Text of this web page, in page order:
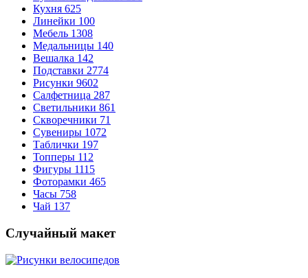
Кухня 625
Линейки 100
Мебель 1308
Медальницы 140
Вешалка 142
Подставки 2774
Рисунки 9602
Салфетница 287
Светильники 861
Скворечники 71
Сувениры 1072
Таблички 197
Топперы 112
Фигуры 1115
Фоторамки 465
Часы 758
Чай 137
Случайный макет